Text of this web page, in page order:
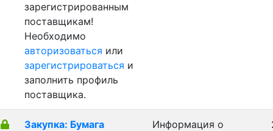
зарегистрированным
поставщикам!
Необходимо
авторизоваться или
зарегистрироваться и
заполнить профиль
поставщика.
Закупка: Бумага
Информация о